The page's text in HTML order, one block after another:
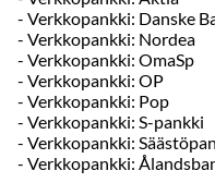
- Verkkopankki: Danske
- Verkkopankki: Nordea
- Verkkopankki: OmaSp
- Verkkopankki: OP
- Verkkopankki: Pop
- Verkkopankki: S-pankki
- Verkkopankki:
- Verkkopankki: